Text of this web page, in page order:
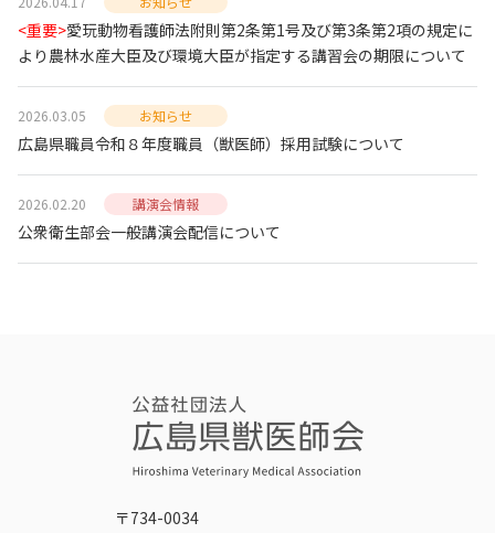
<重要>愛玩動物看護師法附則第2条第1号及び第3条第2項の規定に
より農林水産大臣及び環境大臣が指定する講習会の期限について
2026.03.05 お知らせ
広島県職員令和８年度職員（獣医師）採用試験について
2026.02.20 講演会情報
公衆衛生部会一般講演会配信について
〒734-0034